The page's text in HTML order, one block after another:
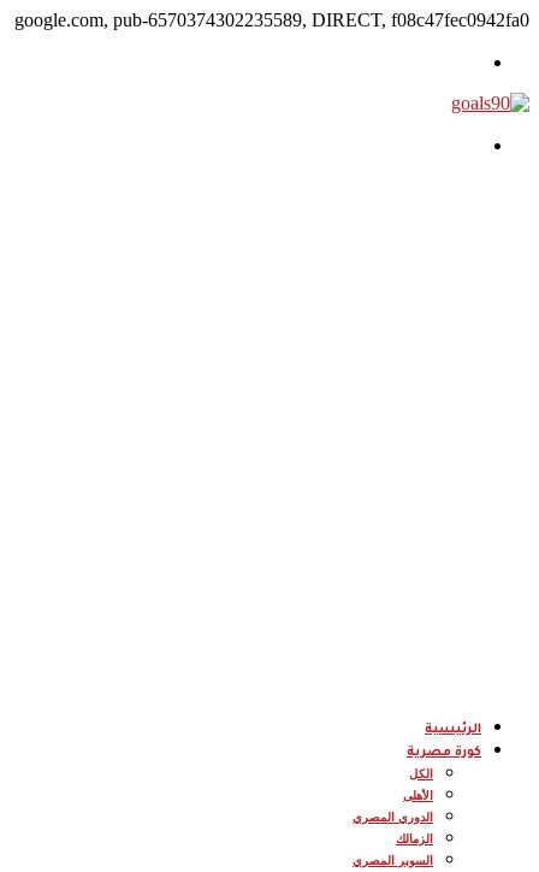
google.com, pub-6570374302235589, DIRECT, f08c47fec0942fa0
الرئيسية
كورة مصرية
الكل
الأهلى
الدوري المصري
الزمالك
السوبر المصري